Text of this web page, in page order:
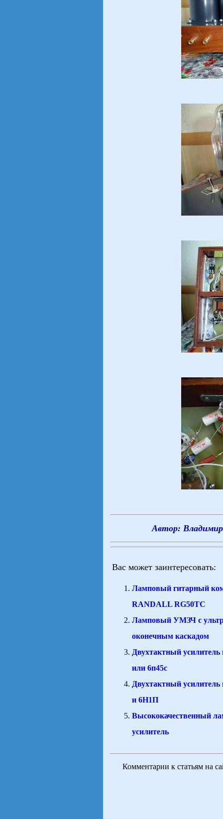
Автор: Владимир
Вас может заинтересовать:
Ламповый гитарный
RANDALL RG50TC
Ламповый УМЗЧ с
оконечным каскадом
Двухтактный усилитель
или 6п45с
Двухтактный
и 6Н1П
Высококачественный
усилитель
Комментарии к статьям на